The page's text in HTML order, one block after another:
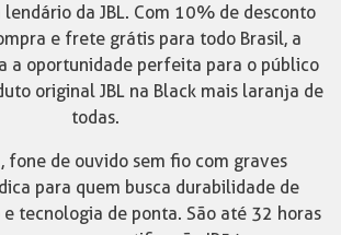
da JBL. Com 10% de desconto
e frete grátis para todo Brasil, a
a oportunidade perfeita para o público
original JBL na Black mais laranja de
todas.
, fone de ouvido sem fio com graves
para quem busca durabilidade de
tecnologia de ponta. São até 32 horas